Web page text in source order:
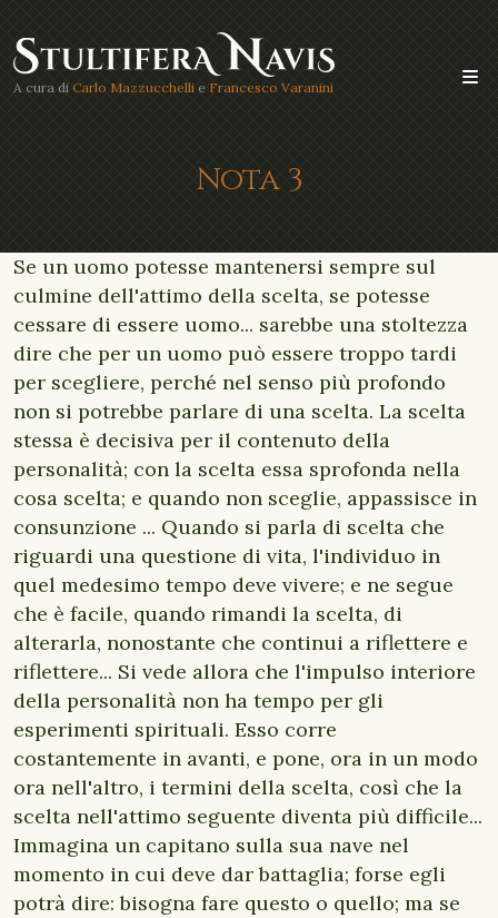
A cura di Carlo Mazzucchelli e Francesco Varanini
Nota 3
Se un uomo potesse mantenersi sempre sul
culmine dell'attimo della scelta, se potesse
cessare di essere uomo... sarebbe una stoltezza
dire che per un uomo può essere troppo tardi
per scegliere, perché nel senso più profondo
non si potrebbe parlare di una scelta. La scelta
stessa è decisiva per il contenuto della
personalità; con la scelta essa sprofonda nella
cosa scelta; e quando non sceglie, appassisce in
consunzione ... Quando si parla di scelta che
riguardi una questione di vita, l'individuo in
quel medesimo tempo deve vivere; e ne segue
che è facile, quando rimandi la scelta, di
alterarla, nonostante che continui a riflettere e
riflettere... Si vede allora che l'impulso interiore
della personalità non ha tempo per gli
esperimenti spirituali. Esso corre
costantemente in avanti, e pone, ora in un modo
ora nell'altro, i termini della scelta, così che la
scelta nell'attimo seguente diventa più difficile...
Immagina un capitano sulla sua nave nel
momento in cui deve dar battaglia; forse egli
potrà dire: bisogna fare questo o quello; ma se